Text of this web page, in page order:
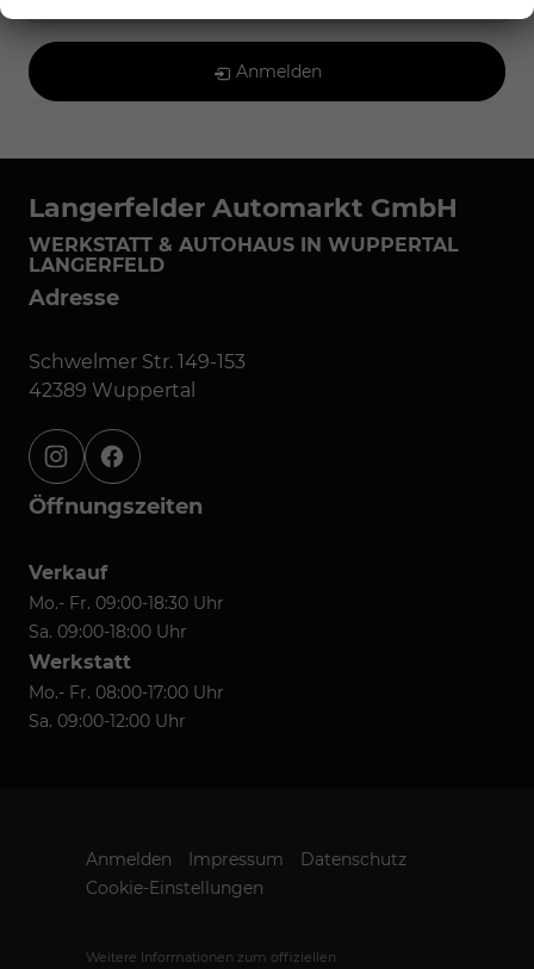
Anmelden
Langerfelder Automarkt GmbH
WERKSTATT & AUTOHAUS IN WUPPERTAL
LANGERFELD
Adresse
Schwelmer Str. 149-153
42389 Wuppertal
instagramfacebook
Öffnungszeiten
Verkauf
Mo.- Fr. 09:00-18:30 Uhr
Sa. 09:00-18:00 Uhr
Werkstatt
Mo.- Fr. 08:00-17:00 Uhr
Sa. 09:00-12:00 Uhr
Anmelden Impressum
Datenschutz
Cookie-Einstellungen
Weitere Informationen zum offiziellen